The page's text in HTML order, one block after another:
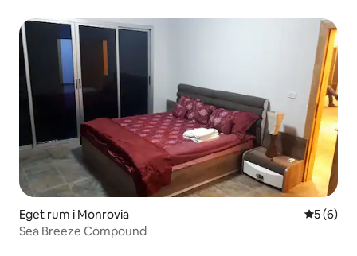
Eget rum i Monrovia 5 av 5 i
5 (6)
Sea Breeze Compound